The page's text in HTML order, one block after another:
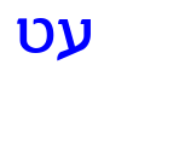
עט